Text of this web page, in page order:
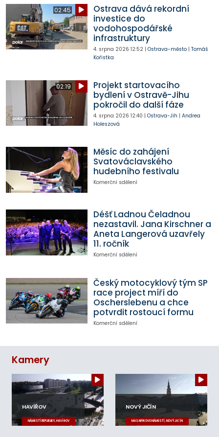
02:45
Ostrava dává rekordní
investice do
vodohospodářské
infrastruktury
4. srpna 2026 12:52| Ostrava-město| Tomáš
Kořistka
02:19
Projekt startovacího
bydlení v Ostravě-Jihu
pokročil do další fáze
4. srpna 2026 12:40 | Ostrava-Jih | Andrea
Holeszová
Měsíc do zahájení
Svatováclavského
hudebního festivalu
Komerční sdělení
Déšť Ladnou Čeladnou
nezastavil. Jana Kirschner a
Aneta Langerová uzavřely
11. ročník
Komerční sdělení
Český motocyklový tým SP
race project míří do
Oscherslebenu a chce
potvrdit rostoucí formu
Komerční sdělení
Kamery
HAVÍŘOV
NÁMĚSTÍ REPUBLIKY, HAVÍŘOV
NOVÝ JIČÍN
MASARYKOVO NÁMĚSTÍ, NOVÝ JIČÍN